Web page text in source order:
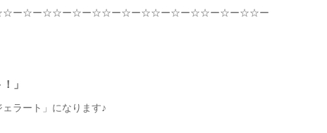
ー☆ー☆☆ー☆ー☆☆ー☆ー☆☆ー☆ー☆☆ー☆ー☆☆ー
」
ラート」になります♪